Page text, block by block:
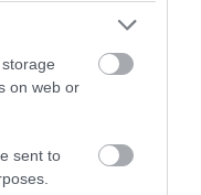
on web or
sent to